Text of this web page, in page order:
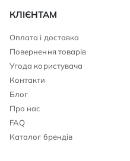
КЛІЄНТАМ
Оплата і доставка
Повернення товарів
Угода користувача
Контакти
Блог
Про нас
FAQ
Каталог брендів